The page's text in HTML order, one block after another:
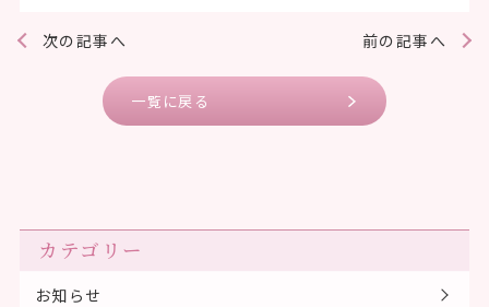
前の記事へ
次の記事へ
一覧に戻る
カテゴリー
お知らせ